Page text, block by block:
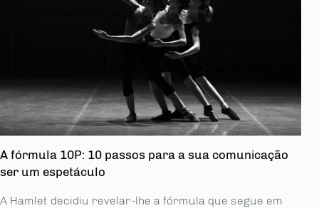
A fórmula 10P: 10 passos para a sua comunicação
ser um espetáculo
A Hamlet decidiu revelar-lhe a fórmula que segue em